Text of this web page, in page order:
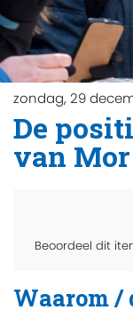
zondag, 29
De
van Mor
Beoordeel dit
Waarom